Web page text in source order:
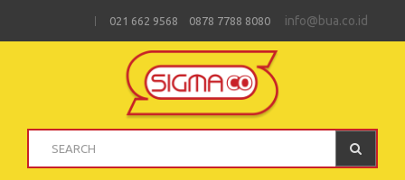
021 662 9568 0878 7788 8080 info@bua.co.id